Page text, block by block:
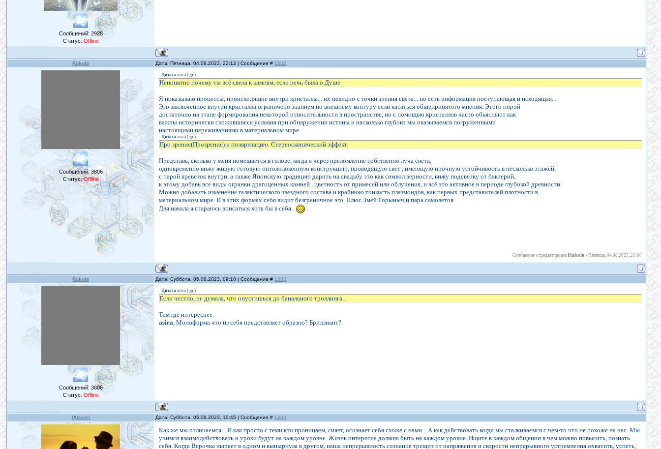
Сообщений: 2928
Статус: Offline
Rukola Дата: Пятница, 04.08.2023, 22:12 | Сообщение # 1302
Сообщений:3806
Статус:Offline
Цитата asira ( )
Непонятно почему ты всё свела к камням, если речь была о Душе
Я показываю процессы, происходящие внутри кристалла... их невидно с точки зрения света... но есть информация поступающая и исходящая...
Эго заключенное внутри кристалла ограничено знанием по внешнему контуру если касаться общепринятого мнения. Этого порой
достаточно на этапе формирования некоторой относительности в пространстве, но с помощью кристаллов часто обьясняют как
важны исторически сложившиеся условия при обнаружении истины и насколько глубоко мы оказываемся погруженными
настоящими переживаниями в материальном мире.
Цитата asira ( )
Про зрение(Прозрение) и поляризацию. Стереоскопический эффект.
Представь, сколько у меня помещается в голове, когда я через преломление собственно луча света,
одновременно вижу живую готовую оптоволоконную конструкцию, проводящую свет , имеющую прочную устойчивость в несколько этажей,
с парой креветок внутри, а также Японскую традицию дарить на свадьбу это как символ верности, вижу подсветку от бактерий,
к этому добавь все виды огранки драгоценных камней , цветность от примесей или облучения, и всё это активное в периоде глубокой древности.
Можно добавить изменение галактического звездного состава и крайнюю тонкость плазмоидов, как первых представителей плотности в
материальном мире. И в этих формах себя видит безграничное эго. Плюс Змей Горыныч и пара самолетов
Для начала я стараюсь вписаться хотя бы в себя .
.
Сообщение отредактировалRukola -Пятница, 04.08.2023, 23:06
Rukola Дата: Суббота, 05.08.2023, 09:10 | Сообщение # 1303
Сообщений: 3806
Статус: Offline
Цитата asira ( )
Если честно, не думала, что опустишься до банального троллинга...
Там где интереснее.
asira, Моноформа что из себя представляет образно? Бриллиант?
IAlexeiI Дата: Суббота, 05.08.2023, 10:45 | Сообщение # 1304
Как же мы отличаемся... И как просто с теми кто проницаем, сияет, осознает себя схоже с нами... А как действовать когда мы сталкиваемся с чем-то что не похоже на нас. Мы
учимся взаимодействовать и уроки будут на каждом уровне. Жизнь интересна должна быть на каждом уровне. Ищите в каждом общении в чем можно повысить, познать
себя. Когда Верочка ныряет в одном и вынырнула в другом, наша непрерывность сознания трещит от напряжения и скорости непрерывного устремления охватить, успеть,